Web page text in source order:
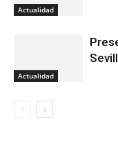
Actualidad
Actualidad